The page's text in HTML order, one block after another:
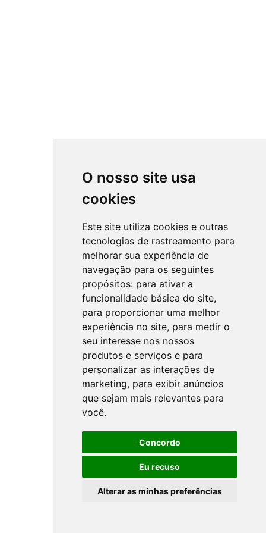
O nosso site usa
cookies
Este site utiliza cookies e outras
tecnologias de rastreamento para
melhorar sua experiência de
navegação para os seguintes
propósitos: para ativar a
funcionalidade básica do site,
para proporcionar uma melhor
experiência no site, para medir o
seu interesse nos nossos
produtos e serviços e para
personalizar as interações de
marketing, para exibir anúncios
que sejam mais relevantes para
você.
Concordo
Eu recuso
Alterar as minhas preferências